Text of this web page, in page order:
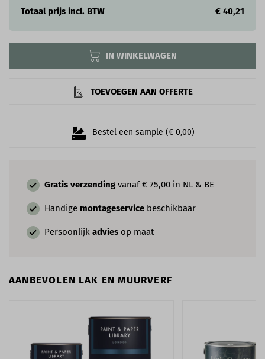
Gratis verzending vanaf € 75,00 in NL & BE
Handige montageservice beschikbaar
Persoonlijk advies op maat
AANBEVOLEN LAK EN MUURVERF
Totaal prijs incl. BTW
€ 40,21
Bestel een sample (€ 0,00)
IN WINKELWAGEN
TOEVOEGEN AAN OFFERTE